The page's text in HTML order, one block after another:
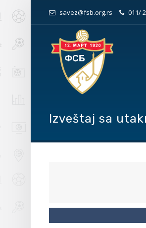
savez@fsb.org.rs 011/
Izveštaj sa